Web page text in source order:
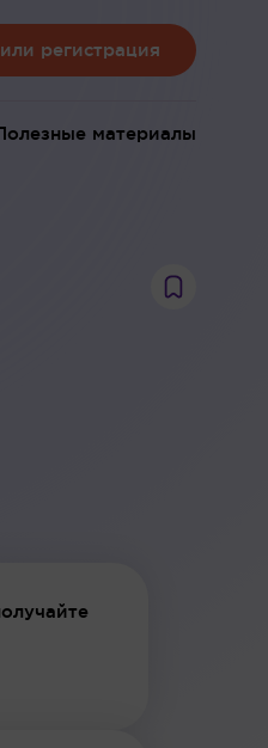
регистрация
материалы